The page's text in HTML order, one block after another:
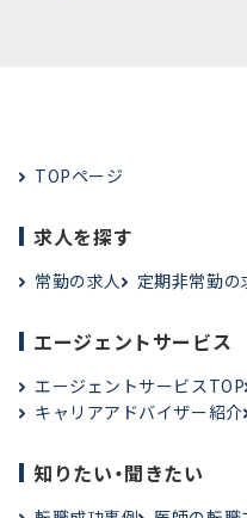
TOPページ
求人を探す
常勤の求人 定期非常勤の
エージェントサービス
エージェントサービスTOP
キャリアアドバイザー紹介
知りたい・聞きたい